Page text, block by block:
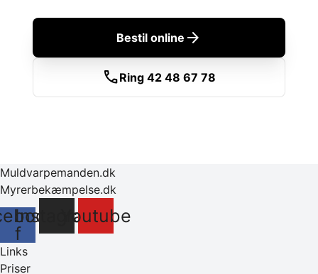
Bestil online arrow_forward
callRing 42 48 67 78
Muldvarpemanden.dk
Myrerbekæmpelse.dk
f
InstagramYoutube
Links
Priser